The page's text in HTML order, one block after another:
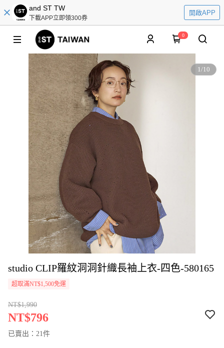
and ST TW
下載APP立即領300券
開啟APP
0
1/10
studio CLIP羅紋洞洞針織長袖上衣-四色-580165
超取滿NT$1,500免運
NT$1,990
NT$796
已賣出：21件